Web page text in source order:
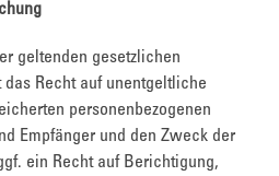
geltenden gesetzlichen
das Recht auf unentgeltliche
personenbezogenen
Empfänger und den Zweck der
ein Recht auf Berichtigung,